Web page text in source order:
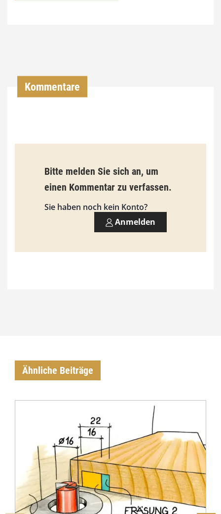
9
3
0
0
Kommentare
Bitte melden Sie sich an, um
einen Kommentar zu verfassen.
Sie haben noch kein Konto?
Anmelden
Ähnliche Beiträge